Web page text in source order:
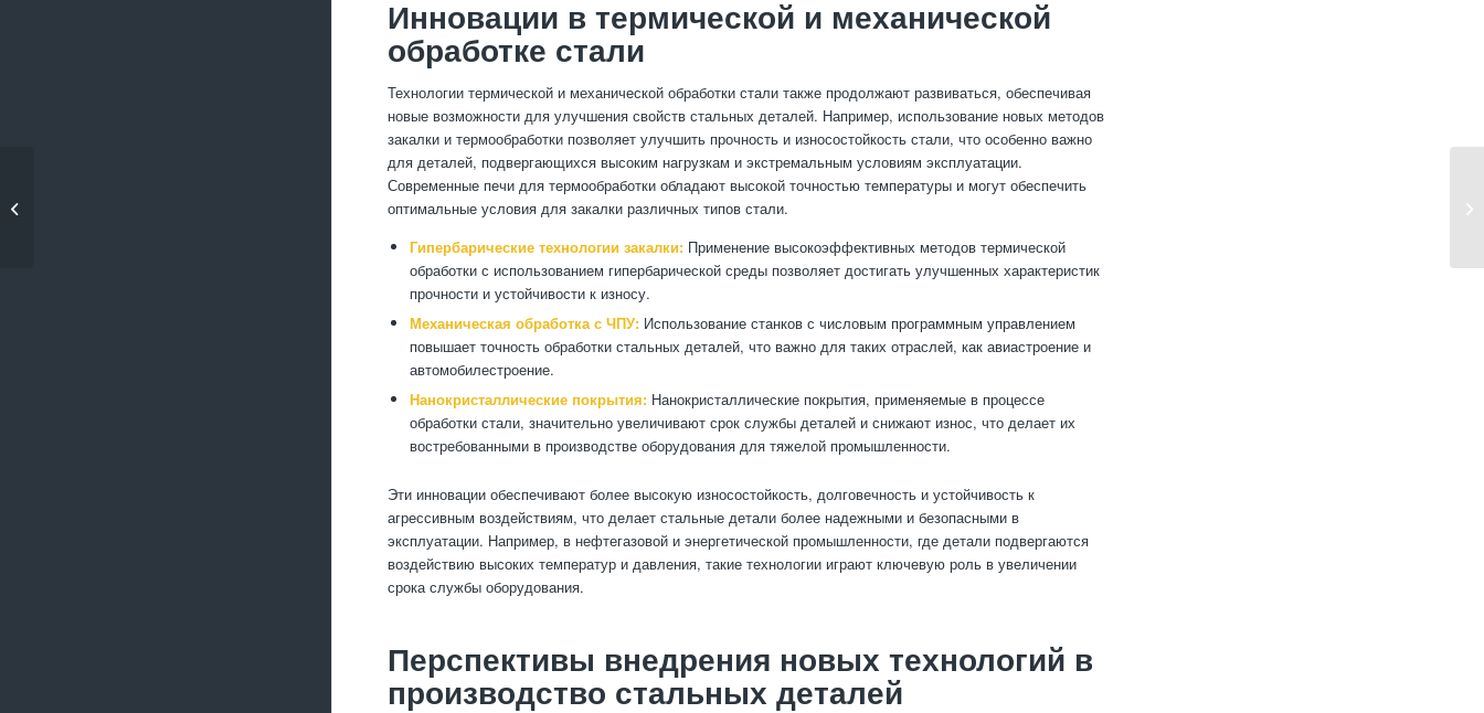
Инновации в термической и механической
обработке стали
Технологии термической и механической обработки стали также продолжают развиваться, обеспечивая
новые возможности для улучшения свойств стальных деталей. Например, использование новых методов
закалки и термообработки позволяет улучшить прочность и износостойкость стали, что особенно важно
для деталей, подвергающихся высоким нагрузкам и экстремальным условиям эксплуатации.
Современные печи для термообработки обладают высокой точностью температуры и могут обеспечить
оптимальные условия для закалки различных типов стали.
Гипербарические технологии закалки: Применение высокоэффективных методов термической
обработки с использованием гипербарической среды позволяет достигать улучшенных характеристик
прочности и устойчивости к износу.
Механическая обработка с ЧПУ: Использование станков с числовым программным управлением
повышает точность обработки стальных деталей, что важно для таких отраслей, как авиастроение и
автомобилестроение.
Нанокристаллические покрытия: Нанокристаллические покрытия, применяемые в процессе
обработки стали, значительно увеличивают срок службы деталей и снижают износ, что делает их
востребованными в производстве оборудования для тяжелой промышленности.
Эти инновации обеспечивают более высокую износостойкость, долговечность и устойчивость к
агрессивным воздействиям, что делает стальные детали более надежными и безопасными в
эксплуатации. Например, в нефтегазовой и энергетической промышленности, где детали подвергаются
воздействию высоких температур и давления, такие технологии играют ключевую роль в увеличении
срока службы оборудования.
Перспективы внедрения новых технологий в
производство стальных деталей